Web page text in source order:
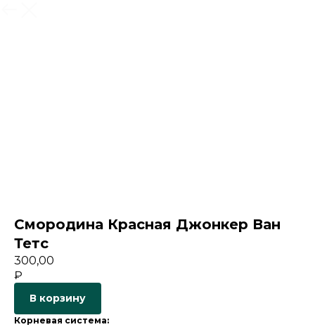
Смородина Красная Джонкер Ван
Тетс
300,00
₽
В корзину
Корневая система: